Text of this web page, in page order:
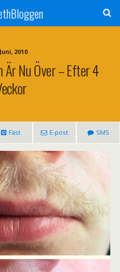
2010
Är Nu Över – Efter 4
Fäst E-post SMS